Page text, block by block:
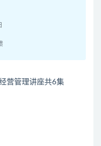
营管理讲座共6集